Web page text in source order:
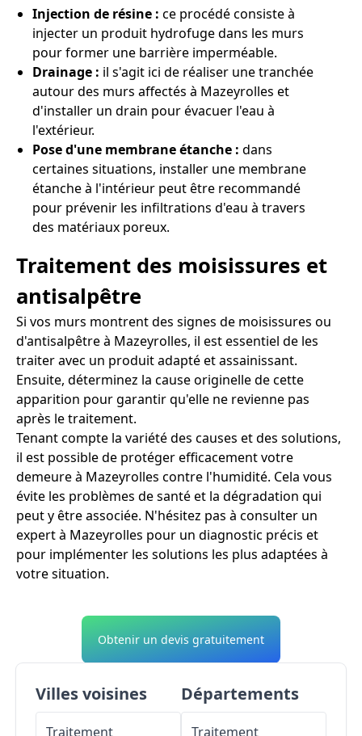
Injection de résine : ce procédé consiste à
injecter un produit hydrofuge dans les murs
pour former une barrière imperméable.
Drainage : il s'agit ici de réaliser une tranchée
autour des murs affectés à Mazeyrolles et
d'installer un drain pour évacuer l'eau à
l'extérieur.
Pose d'une membrane étanche : dans
certaines situations, installer une membrane
étanche à l'intérieur peut être recommandé
pour prévenir les infiltrations d'eau à travers
des matériaux poreux.
Traitement des moisissures et
antisalpêtre
Si vos murs montrent des signes de moisissures ou
d'antisalpêtre à Mazeyrolles, il est essentiel de les
traiter avec un produit adapté et assainissant.
Ensuite, déterminez la cause originelle de cette
apparition pour garantir qu'elle ne revienne pas
après le traitement.
Tenant compte la variété des causes et des solutions,
il est possible de protéger efficacement votre
demeure à Mazeyrolles contre l'humidité. Cela vous
évite les problèmes de santé et la dégradation qui
peut y être associée. N'hésitez pas à consulter un
expert à Mazeyrolles pour un diagnostic précis et
pour implémenter les solutions les plus adaptées à
votre situation.
Obtenir un devis gratuitement
Villes voisines
Traitement
Départements
Traitement